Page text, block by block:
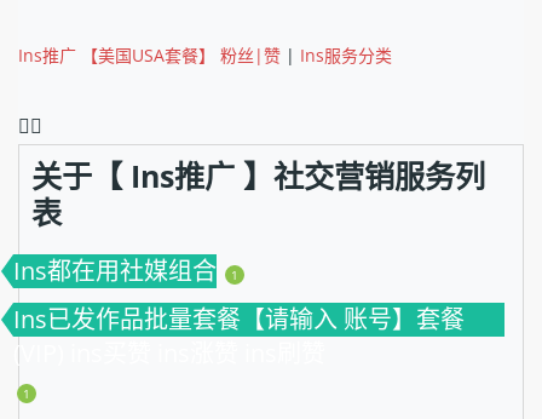
Ins推广 【美国USA套餐】 粉丝|赞 | Ins服务分类
❤️‍🔥
关于【 Ins推广 】社交营销服务列
表
Ins都在用社媒组合 1
Ins已发作品批量套餐【请输入 账号】套餐
(VIP) ins买赞 ins涨赞 ins刷赞
1